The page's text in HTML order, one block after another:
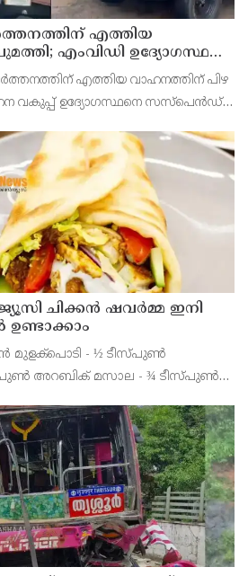
എത്തിയ
എംവിഡി ഉദ്യോഗസ്ഥന്
എത്തിയ വാഹനത്തിന് പിഴ
വകുപ്പ് ഉദ്യോഗസ്ഥനെ സസ്പെൻഡ്
ചെയ്തത്
ചിക്കൻ ഷവർമ്മ ഇനി
ഉണ്ടാക്കാം
മുളക്പൊടി - ½ ടീസ്പുൺ
അറബിക് മസാല - ¾ ടീസ്പുൺ